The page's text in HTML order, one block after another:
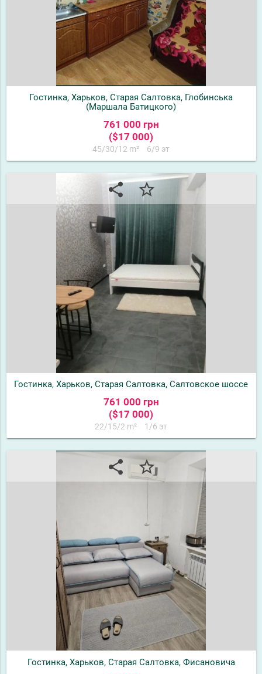
Гостинка, Харьков, Старая Салтовка, Глобинська
(Маршала Батицкого)
761 000 грн
($17 000)
45/30/12 m² 6/9 эт
share star_border
Гостинка, Харьков, Старая Салтовка, Салтовское шоссе
761 000 грн
($17 000)
22/15/2 m² 1/6 эт
share star_border
Гостинка, Харьков, Старая Салтовка, Фисановича